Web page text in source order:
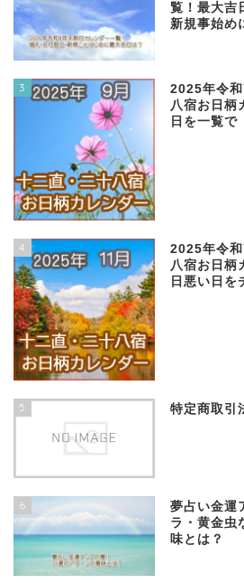
覧！最大吉
新規事始め
3
2025年令
八宿お日柄
日を一覧で
4
2025年令
八宿お日柄
日悪い日を
5 特定商取引
6
夢占い金運
ラ・黄金虫
味とは？